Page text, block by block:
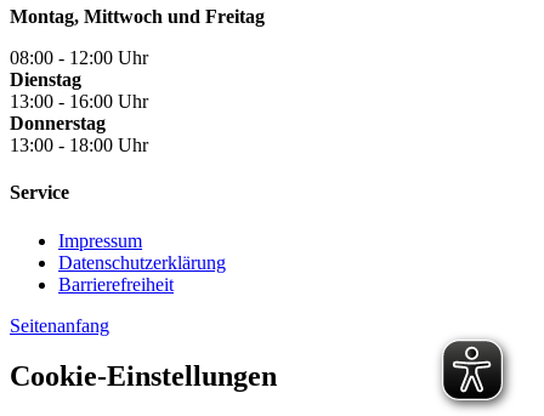
Montag, Mittwoch und Freitag
08:00 - 12:00 Uhr
Dienstag
13:00 - 16:00 Uhr
Donnerstag
13:00 - 18:00 Uhr
Service
Impressum
Datenschutzerklärung
Barrierefreiheit
Seitenanfang
Cookie-Einstellungen